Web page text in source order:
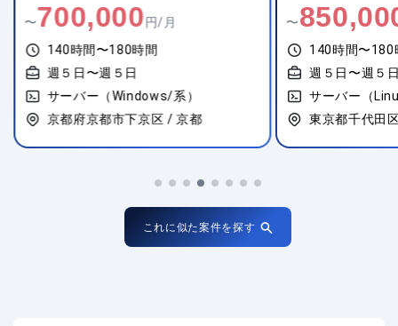
〜700,000円/月
140時間〜180時間
週５日〜週５日
サーバー（Windows/系）
京都府京都市下京区 / 京都
〜
140時間〜180
週５日〜週５
サーバー（
東京都千代田
これに似た案件を探す